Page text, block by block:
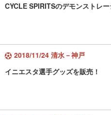
CYCLE SPIRITSのデモンストレ
2018/11/24 清水－神戸
イニエスタ選手グッズを販売！